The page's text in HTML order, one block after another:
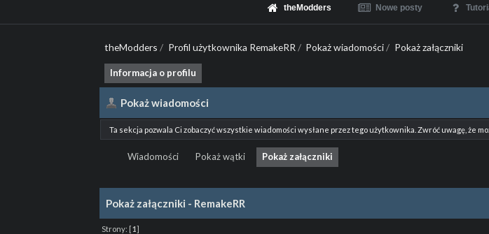
theModders Nowe posty
theModders / Profil użytkownika RemakeRR/ Pokaż wiadomości/ Pokaż załączniki
Informacja o profilu
Pokaż wiadomości
Ta sekcja pozwala Ci zobaczyć wszystkie wiadomości wysłane przez tego użytkownika. Zwróć uwagę, że
Wiadomości Pokaż wątki Pokaż załączniki
Pokaż załączniki - RemakeRR
Strony: [1]